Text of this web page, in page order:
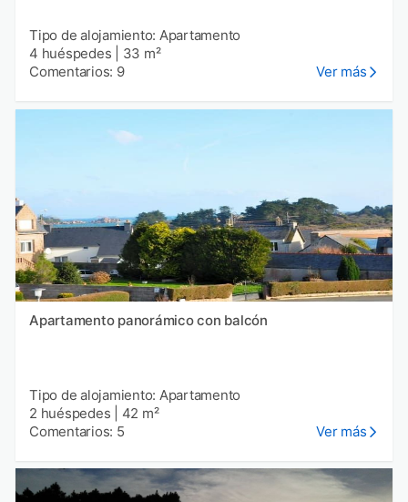
Tipo de alojamiento: Apartamento
4 huéspedes
33 m²
Comentarios: 9
Ver más
Apartamento panorámico con balcón
Tipo de alojamiento: Apartamento
2 huéspedes
42 m²
Comentarios: 5
Ver más